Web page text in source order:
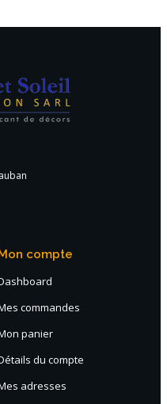
Mon compte
commandes
panier
du compte
adresses